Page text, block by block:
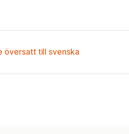
översatt till svenska